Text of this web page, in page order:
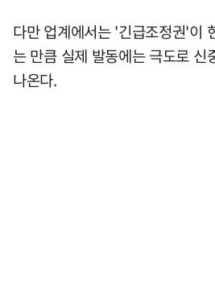
다만 업계에서는 '긴급조정권'이
는 만큼 실제 발동에는 극도로 신
나온다.